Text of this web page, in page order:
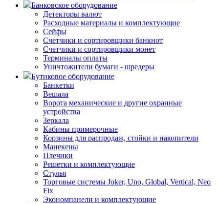
Банковское оборудование
Детекторы валют
Расходные материалы и комплектующие
Сейфы
Счетчики и сортировщики банкнот
Счетчики и сортировщики монет
Терминалы оплаты
Уничтожители бумаги - шредеры
Бутиковое оборудование
Банкетки
Вешала
Ворота механические и другие охранные
устройства
Зеркала
Кабины примерочные
Корзины для распродаж, стойки и накопители
Манекены
Плечики
Решетки и комплектующие
Стулья
Торговые системы Joker, Uno, Global, Vertical, Neo
Fix
Экономпанели и комплектующие